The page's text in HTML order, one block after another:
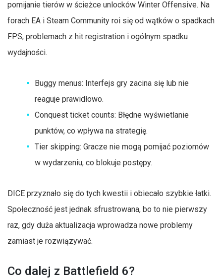
pomijanie tierów w ścieżce unlocków Winter Offensive. Na
forach EA i Steam Community roi się od wątków o spadkach
FPS, problemach z hit registration i ogólnym spadku
wydajności.
Buggy menus: Interfejs gry zacina się lub nie
reaguje prawidłowo.
Conquest ticket counts: Błędne wyświetlanie
punktów, co wpływa na strategię.
Tier skipping: Gracze nie mogą pomijać poziomów
w wydarzeniu, co blokuje postępy.
DICE przyznało się do tych kwestii i obiecało szybkie łatki.
Społeczność jest jednak sfrustrowana, bo to nie pierwszy
raz, gdy duża aktualizacja wprowadza nowe problemy
zamiast je rozwiązywać.
Co dalej z Battlefield 6?